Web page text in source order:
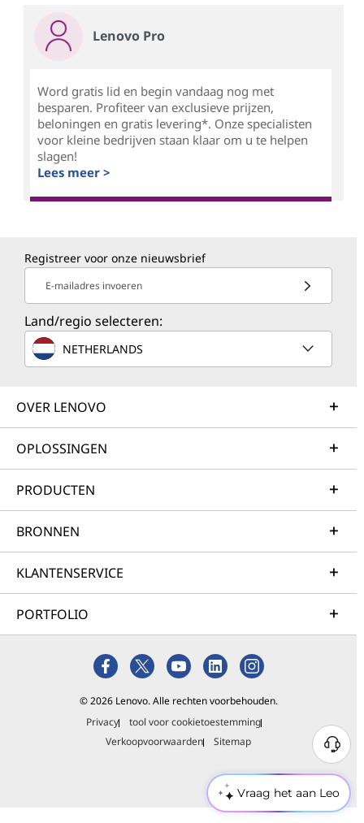
Vraag het aan Leo
Lenovo Pro
Word gratis lid en begin vandaag nog met
besparen. Profiteer van exclusieve prijzen,
beloningen en gratis levering*. Onze specialisten
voor kleine bedrijven staan klaar om u te helpen
slagen!
Lees meer >
Registreer voor onze nieuwsbrief
E-mailadres invoeren
Land/regio selecteren:
NETHERLANDS
OVER LENOVO
OPLOSSINGEN
PRODUCTEN
BRONNEN
KLANTENSERVICE
PORTFOLIO
© 2026 Lenovo. Alle rechten voorbehouden.
Privacy
tool voor cookietoestemming
Verkoopvoorwaarden
Sitemap